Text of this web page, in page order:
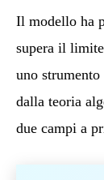
Il modello ha
supera il
uno
dalla teoria
due campi a